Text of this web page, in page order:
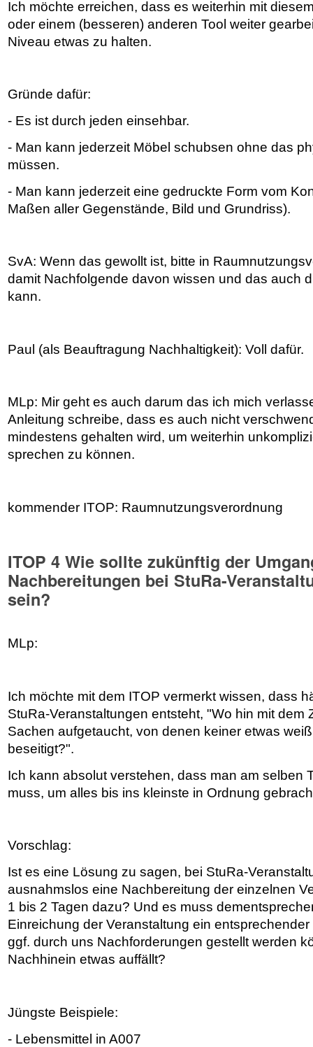
Ich möchte erreichen, dass es weiterhin mit
oder einem (besseren) anderen Tool weiter
Niveau etwas zu halten.
Gründe dafür:
- Es ist durch jeden einsehbar.
- Man kann jederzeit Möbel schubsen ohne das
müssen.
- Man kann jederzeit eine gedruckte Form vom
Maßen aller Gegenstände, Bild und Grundriss).
SvA: Wenn das gewollt ist, bitte in
damit Nachfolgende davon wissen und das auch
kann.
Paul (als Beauftragung Nachhaltigkeit): Voll dafür.
MLp: Mir geht es auch darum das ich mich
Anleitung schreibe, dass es auch nicht
mindestens gehalten wird, um weiterhin
sprechen zu können.
kommender ITOP: Raumnutzungsverordnung
ITOP 4 Wie sollte zukünftig der
Nachbereitungen bei StuRa-
sein?
MLp:
Ich möchte mit dem ITOP vermerkt wissen, dass
StuRa-Veranstaltungen entsteht, "Wo hin mit dem
Sachen aufgetaucht, von denen keiner etwas
beseitigt?".
Ich kann absolut verstehen, dass man am selben
muss, um alles bis ins kleinste in Ordnung
Vorschlag:
Ist es eine Lösung zu sagen, bei StuRa-
ausnahmslos eine Nachbereitung der einzelnen
1 bis 2 Tagen dazu? Und es muss
Einreichung der Veranstaltung ein
ggf. durch uns Nachforderungen gestellt werden
Nachhinein etwas auffällt?
Jüngste Beispiele:
- Lebensmittel in A007